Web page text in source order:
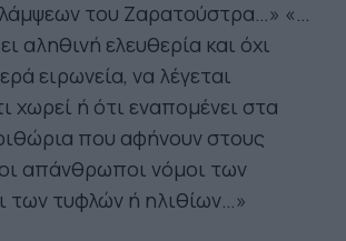
του Ζαρατούστρα…» «…
αληθινή ελευθερία και όχι
ειρωνεία, να λέγεται
χωρεί ή ότι εναπομένει στα
που αφήνουν στους
απάνθρωποι νόμοι των
των τυφλών ή ηλιθίων…»